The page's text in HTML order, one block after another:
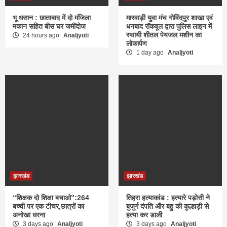
भू धसान : छाताबाद में दो मंजिला
मकान सहित बीस घर जमींदोज
24 hours ago Analjyoti
मारवाड़ी युवा मंच गोविंदपुर शाखा एवं
धनबाद रॉकवूल द्वारा पुलिस लाइन में
स्थायी शीतल पेयजल मशीन का
लोकार्पण
1 day ago Analjyoti
झारखंड
“शिक्षक दो शिक्षा बचाओ”:264
बच्ची पर एक टीचर,छात्रों का
अनोखा धरना
3 days ago Analjyoti
झारखंड
तिहरा हत्याकांड : हत्यारे पड़ोसी ने
बुजुर्ग दंपति और बहु की कुल्हाड़ी से
हत्या कर डाली
3 days ago Analjyoti